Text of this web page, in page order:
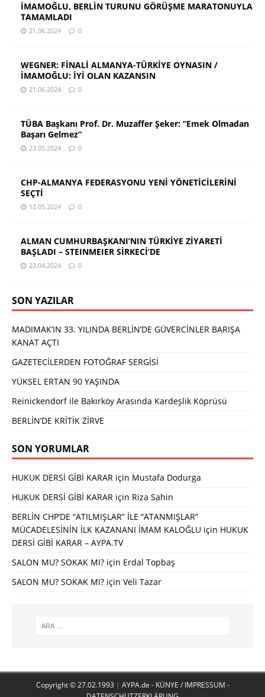
İMAMOĞLU, BERLİN TURUNU GÖRÜŞME MARATONUYLA
TAMAMLADI
21.06.2024 0
WEGNER: FİNALİ ALMANYA-TÜRKİYE OYNASIN /
İMAMOĞLU: İYİ OLAN KAZANSIN
21.06.2024 0
TÜBA Başkanı Prof. Dr. Muzaffer Şeker: “Emek Olmadan
Başarı Gelmez”
23.05.2024 0
CHP-ALMANYA FEDERASYONU YENİ YÖNETİCİLERİNİ
SEÇTİ
12.05.2024 0
ALMAN CUMHURBAŞKANI’NIN TÜRKİYE ZİYARETİ
BAŞLADI – STEINMEIER SİRKECİ’DE
22.04.2024 0
SON YAZILAR
MADIMAK’IN 33. YILINDA BERLİN’DE GÜVERCİNLER BARIŞA
KANAT AÇTI
GAZETECİLERDEN FOTOĞRAF SERGİSİ
YÜKSEL ERTAN 90 YAŞINDA
Reinickendorf ile Bakırköy Arasında Kardeşlik Köprüsü
BERLİN’DE KRİTİK ZİRVE
SON YORUMLAR
HUKUK DERSİ GİBİ KARAR için Mustafa Dodurga
HUKUK DERSİ GİBİ KARAR için Riza Sahin
BERLİN CHP’DE “ATILMIŞLAR” İLE “ATANMIŞLAR”
MÜCADELESİNİN İLK KAZANANI İMAM KALOĞLU için HUKUK
DERSİ GİBİ KARAR – AYPA.TV
SALON MU? SOKAK MI? için Erdal Topbaş
SALON MU? SOKAK MI? için Veli Tazar
Copyright © 27.02.1993 | AYPA.de - KÜNYE / IMPRESSUM -